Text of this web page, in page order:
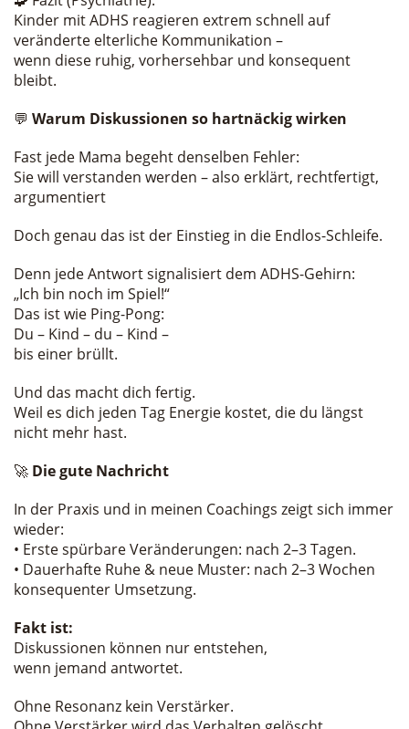
Kinder mit ADHS reagieren extrem schnell auf
veränderte elterliche Kommunikation –
wenn diese ruhig, vorhersehbar und konsequent
bleibt.
💬 Warum Diskussionen so hartnäckig wirken
Fast jede Mama begeht denselben Fehler:
Sie will verstanden werden – also erklärt, rechtfertigt,
argumentiert
Doch genau das ist der Einstieg in die Endlos-Schleife.
Denn jede Antwort signalisiert dem ADHS-Gehirn:
„Ich bin noch im Spiel!“
Das ist wie Ping-Pong:
Du – Kind – du – Kind –
bis einer brüllt.
Und das macht dich fertig.
Weil es dich jeden Tag Energie kostet, die du längst
nicht mehr hast.
🚀 Die gute Nachricht
In der Praxis und in meinen Coachings zeigt sich immer
wieder:
• Erste spürbare Veränderungen: nach 2–3 Tagen.
• Dauerhafte Ruhe & neue Muster: nach 2–3 Wochen
konsequenter Umsetzung.
Fakt ist:
Diskussionen können nur entstehen,
wenn jemand antwortet.
Ohne Resonanz kein Verstärker.